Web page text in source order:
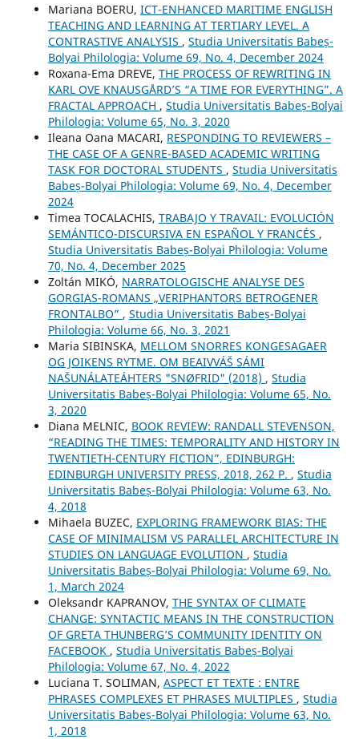
Mariana BOERU, ICT-ENHANCED MARITIME ENGLISH
TEACHING AND LEARNING AT TERTIARY LEVEL. A
CONTRASTIVE ANALYSIS , Studia Universitatis Babeș-
Bolyai Philologia: Volume 69, No. 4, December 2024
Roxana-Ema DREVE, THE PROCESS OF REWRITING IN
KARL OVE KNAUSGÅRD’S “A TIME FOR EVERYTHING”. A
FRACTAL APPROACH , Studia Universitatis Babeș-Bolyai
Philologia: Volume 65, No. 3, 2020
Ileana Oana MACARI, RESPONDING TO REVIEWERS –
THE CASE OF A GENRE-BASED ACADEMIC WRITING
TASK FOR DOCTORAL STUDENTS , Studia Universitatis
Babeș-Bolyai Philologia: Volume 69, No. 4, December
2024
Timea TOCALACHIS, TRABAJO Y TRAVAIL: EVOLUCIÓN
SEMÁNTICO-DISCURSIVA EN ESPAÑOL Y FRANCÉS ,
Studia Universitatis Babeș-Bolyai Philologia: Volume
70, No. 4, December 2025
Zoltán MIKÓ, NARRATOLOGISCHE ANALYSE DES
GORGIAS-ROMANS „VERIPHANTORS BETROGENER
FRONTALBO” , Studia Universitatis Babeș-Bolyai
Philologia: Volume 66, No. 3, 2021
Maria SIBINSKA, MELLOM SNORRES KONGESAGAER
OG JOIKENS RYTME. OM BEAIVVÁŠ SÁMI
NAŠUNÁLATEÁHTERS "SNØFRID" (2018) , Studia
Universitatis Babeș-Bolyai Philologia: Volume 65, No.
3, 2020
Diana MELNIC, BOOK REVIEW: RANDALL STEVENSON,
“READING THE TIMES: TEMPORALITY AND HISTORY IN
TWENTIETH-CENTURY FICTION”, EDINBURGH:
EDINBURGH UNIVERSITY PRESS, 2018, 262 P. , Studia
Universitatis Babeș-Bolyai Philologia: Volume 63, No.
4, 2018
Mihaela BUZEC, EXPLORING FRAMEWORK BIAS: THE
CASE OF MINIMALISM VS PARALLEL ARCHITECTURE IN
STUDIES ON LANGUAGE EVOLUTION , Studia
Universitatis Babeș-Bolyai Philologia: Volume 69, No.
1, March 2024
Oleksandr KAPRANOV, THE SYNTAX OF CLIMATE
CHANGE: SYNTACTIC MEANS IN THE CONSTRUCTION
OF GRETA THUNBERG’S COMMUNITY IDENTITY ON
FACEBOOK , Studia Universitatis Babeș-Bolyai
Philologia: Volume 67, No. 4, 2022
Luciana T. SOLIMAN, ASPECT ET TEXTE : ENTRE
PHRASES COMPLEXES ET PHRASES MULTIPLES , Studia
Universitatis Babeș-Bolyai Philologia: Volume 63, No.
1, 2018